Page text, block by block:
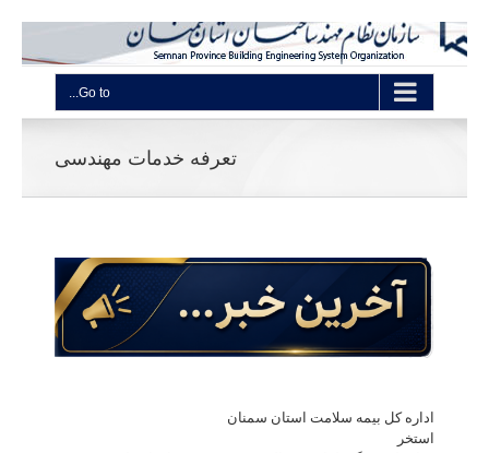
Go to...
تعرفه خدمات مهندسی
اداره کل بیمه سلامت استان سمنان
استخر